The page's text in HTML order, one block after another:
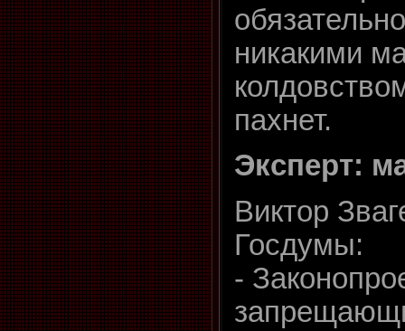
никакими
пахнет.
Эксперт:
Виктор
Госдумы:
-